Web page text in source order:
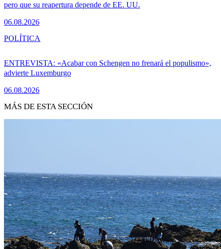
pero que su reapertura depende de EE. UU.
06.08.2026
ENTREVISTA: «Acabar con Schengen no frenará el populismo»,
advierte Luxemburgo
06.08.2026
POLÍTICA
MÁS DE ESTA SECCIÓN